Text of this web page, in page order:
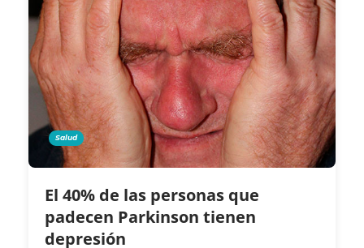
Salud
El 40% de las personas que
padecen Parkinson tienen
depresión